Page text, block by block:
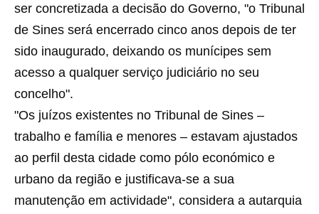
ser concretizada a decisão do Governo, "o Tribunal
de Sines será encerrado cinco anos depois de ter
sido inaugurado, deixando os munícipes sem
acesso a qualquer serviço judiciário no seu
concelho".
"Os juízos existentes no Tribunal de Sines –
trabalho e família e menores – estavam ajustados
ao perfil desta cidade como pólo económico e
urbano da região e justificava-se a sua
manutenção em actividade", considera a autarquia